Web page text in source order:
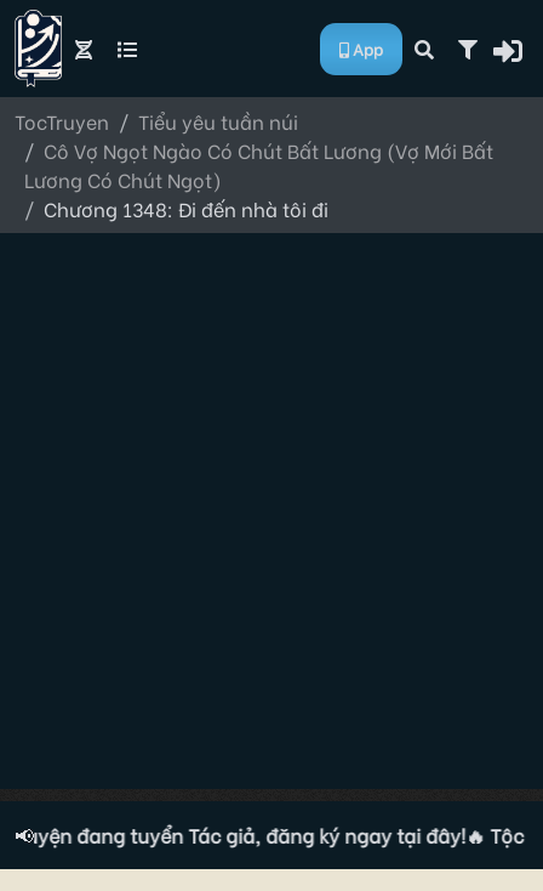
App
TocTruyen
Tiểu yêu tuần núi
Cô Vợ Ngọt Ngào Có Chút Bất Lương (Vợ Mới Bất
Lương Có Chút Ngọt)
Chương 1348: Đi đến nhà tôi đi
📢 đang tuyển Tác giả, đăng ký ngay tại đây!🔥 Tộc